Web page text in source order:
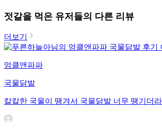
젓갈을 먹은 유저들의 다른 리뷰
더보기
엉클앤파파
국물닭발
칼칼한 국물이 땡겨서 국물닭발 너무 땡기더